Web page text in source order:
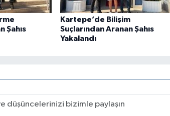
Şahıs
Kartepe’de Bilişim
Suçlarından Aranan Şahıs
Yakalandı